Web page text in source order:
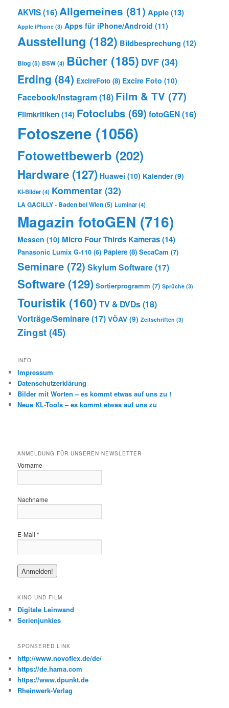
AKVIS(16) Allgemeines (81) Apple(13)
Apple iPhone (3) Apps für iPhone/Android (11)
Ausstellung (182) Bildbesprechung (12)
Blog(5) BSW(4) Bücher (185) DVF (34)
Erding (84) ExcireFoto (8) Excire Foto (10)
Facebook/Instagram (18) Film & TV (77)
Filmkritiken(14) Fotoclubs (69) fotoGEN(16)
Fotoszene (1056)
Fotowettbewerb (202)
Hardware (127) Huawei (10) Kalender (9)
KI-Bilder(4) Kommentar (32)
LA GACILLY - Baden bei Wien(5) Luminar(4)
Magazin fotoGEN (716)
Messen (10) Micro Four Thirds Kameras(14)
Panasonic Lumix G-110 (6) Papiere (8) SecaCam (7)
Seminare (72) Skylum Software(17)
Software (129) Sortierprogramm (7) Sprüche (3)
Touristik (160) TV & DVDs(18)
Vorträge/Seminare(17) VÖAV (9) Zeitschriften (3)
Zingst(45)
INFO
Impressum
Datenschutzerklärung
Bilder mit Worten – es kommt etwas auf uns zu !
Neue KL-Tools – es kommt etwas auf uns zu
ANMELDUNG FÜR UNSEREN NEWSLETTER
Vorname
Nachname
E-Mail*
KINO UND FILM
Digitale Leinwand
Serienjunkies
SPONSERED LINK
http://www.novoflex.de/de/
https://de.hama.com
https://www.dpunkt.de
Rheinwerk-Verlag